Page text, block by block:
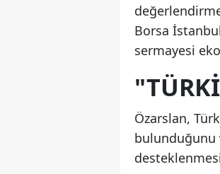
Borsa
sermayesi
Özarslan,
bulunduğunu